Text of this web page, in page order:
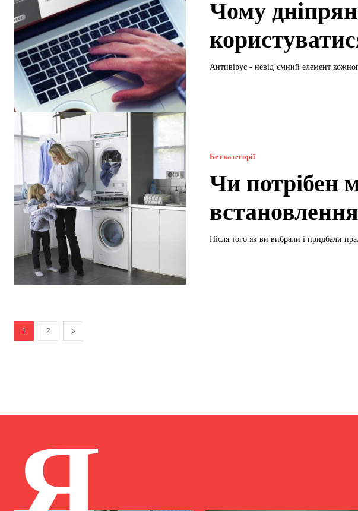
Чому
Антивірус - невід’ємний елемент
Без категорії
Чи потрібен
Після того як ви вибрали і придбали
1 2